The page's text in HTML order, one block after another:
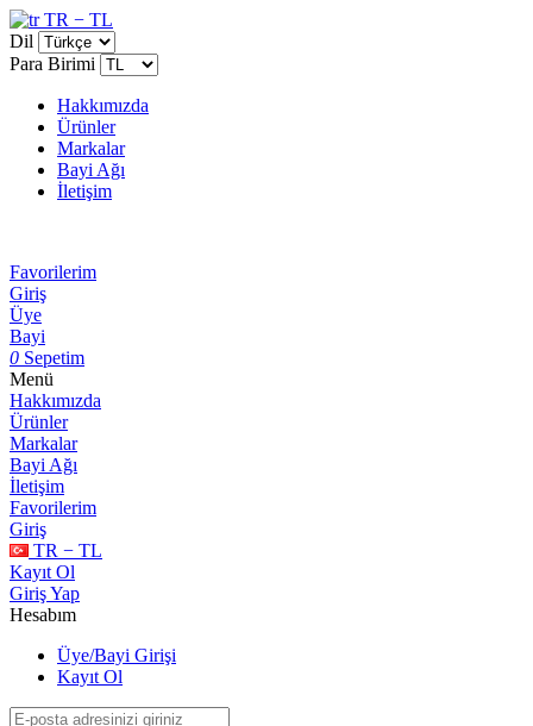
TR − TL
Dil
Para Birimi
Hakkımızda
Ürünler
Markalar
Bayi Ağı
İletişim
Favorilerim
Giriş
Üye
Bayi
0 Sepetim
Menü
Hakkımızda
Ürünler
Markalar
Bayi Ağı
İletişim
Favorilerim
Giriş
TR − TL
Kayıt Ol
Giriş Yap
Hesabım
Üye/Bayi Girişi
Kayıt Ol